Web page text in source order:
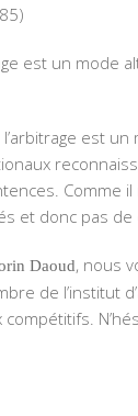
est un mode
l’arbitrage est
Comme
et donc pas
Daoud, nous
de l’institut
compétitifs.